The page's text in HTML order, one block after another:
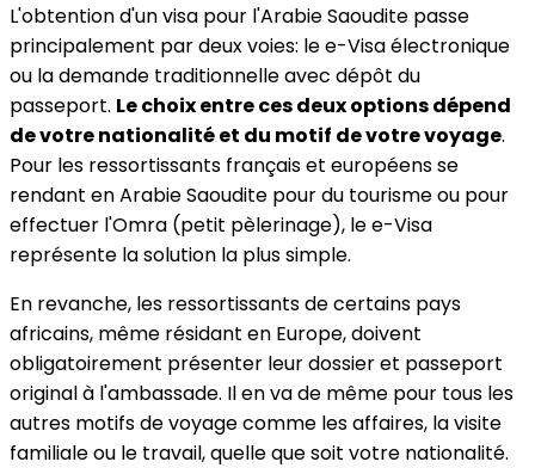
L'obtention d'un visa pour l'Arabie Saoudite passe
principalement par deux voies: le e-Visa électronique
ou la demande traditionnelle avec dépôt du
passeport. Le choix entre ces deux options dépend
de votre nationalité et du motif de votre voyage.
Pour les ressortissants français et européens se
rendant en Arabie Saoudite pour du tourisme ou pour
effectuer l'Omra (petit pèlerinage), le e-Visa
représente la solution la plus simple.
En revanche, les ressortissants de certains pays
africains, même résidant en Europe, doivent
obligatoirement présenter leur dossier et passeport
original à l'ambassade. Il en va de même pour tous les
autres motifs de voyage comme les affaires, la visite
familiale ou le travail, quelle que soit votre nationalité.